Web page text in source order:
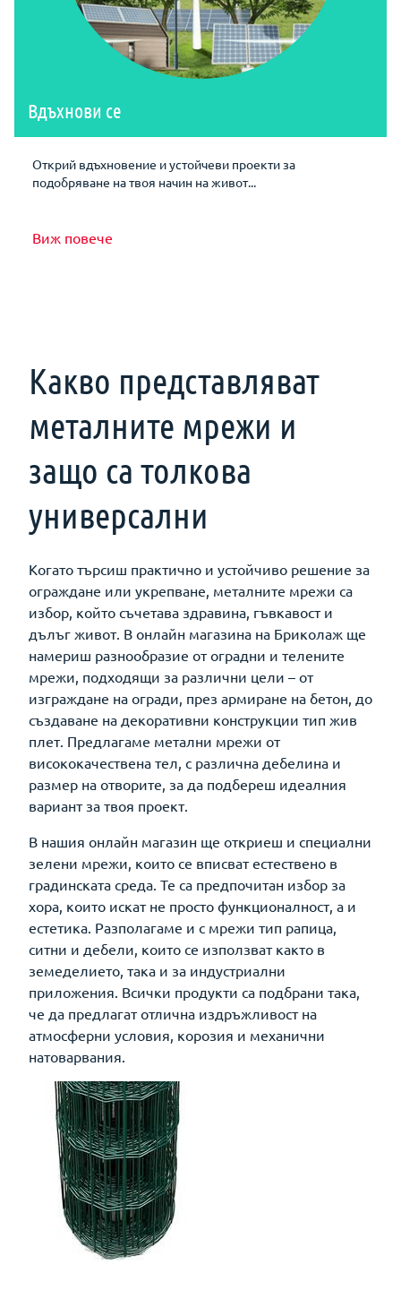
Вдъхнови се
Открий вдъхновение и устойчеви проекти за
подобряване на твоя начин на живот...
Виж повече
Какво представляват
металните мрежи и
защо са толкова
универсални
Когато търсиш практично и устойчиво решение за
ограждане или укрепване, металните мрежи са
избор, който съчетава здравина, гъвкавост и
дълъг живот. В онлайн магазина на Бриколаж ще
намериш разнообразие от оградни и телените
мрежи, подходящи за различни цели – от
изграждане на огради, през армиране на бетон, до
създаване на декоративни конструкции тип жив
плет. Предлагаме метални мрежи от
висококачествена тел, с различна дебелина и
размер на отворите, за да подбереш идеалния
вариант за твоя проект.
В нашия онлайн магазин ще откриеш и специални
зелени мрежи, които се вписват естествено в
градинската среда. Те са предпочитан избор за
хора, които искат не просто функционалност, а и
естетика. Разполагаме и с мрежи тип рапица,
ситни и дебели, които се използват както в
земеделието, така и за индустриални
приложения. Всички продукти са подбрани така,
че да предлагат отлична издръжливост на
атмосферни условия, корозия и механични
натоварвания.